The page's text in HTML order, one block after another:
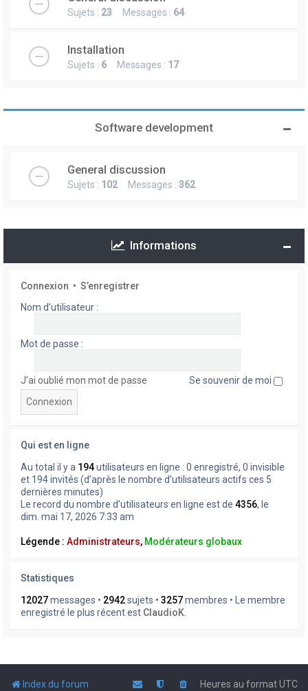
Sujets : 23 Messages : 64
Installation
Sujets : 6 Messages : 17
Software development
General discussion
Sujets : 102Messages : 362
Informations
Connexion • S’enregistrer
Nom d’utilisateur :
Mot de passe :
J’ai oublié mon mot de passe Se souvenir de moi
Qui est en ligne
Au total il y a 194utilisateurs en ligne : 0 enregistré, 0 invisible
et 194 invités (d’après le nombre d’utilisateurs actifs ces 5
dernières minutes)
Le record du nombre d’utilisateurs en ligne est de 4356, le
dim. mai 17, 2026 7:33 am
Légende : Administrateurs, Modérateurs globaux
Statistiques
12027messages • 2942sujets • 3257membres • Le membre
enregistré le plus récent est ClaudioK
Index du forum Heures au formatUTC